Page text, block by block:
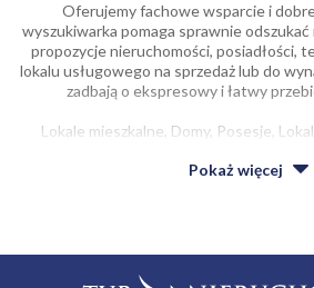
Oferujemy fachowe wsparcie i
wyszukiwarka pomaga sprawnie
propozycje nieruchomości, posiadłości,
lokalu usługowego na sprzedaż lub do
zadbają o ekspresowy i łatwy
Lokale mieszkalne, Domy, Posesje,
Niezależnie od tego, czy zależy ci na
Z usług naszej firmy korzysta coraz
lokalami mieszkalnymi, domami do
Pokaż więcej